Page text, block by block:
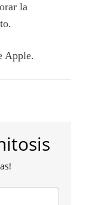
la
Apple.